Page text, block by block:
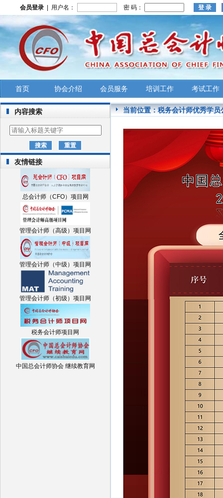
会员登录 | 用户名： 密 码：
首页 协会介绍 会员服务 培训工作 考试工作
内容搜索
友情链接
总会计师（CFO）项目网
管理会计师（高级）项目网
管理会计师（中级）项目网
管理会计师（初级）项目网
税务会计师项目网
中国总会计师协会 继续教育网
当前位置：税务会计师优秀学员